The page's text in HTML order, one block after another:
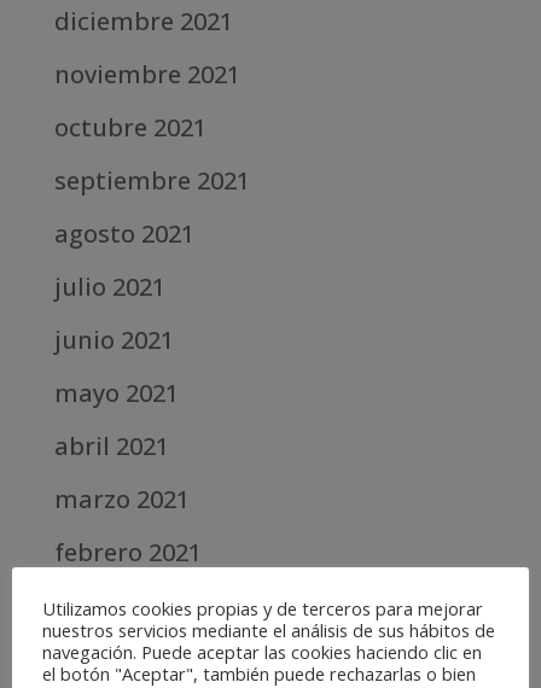
diciembre 2021
noviembre 2021
octubre 2021
septiembre 2021
agosto 2021
julio 2021
junio 2021
mayo 2021
abril 2021
marzo 2021
febrero 2021
diciembre 2020
abril 2020
Utilizamos cookies propias y de terceros para mejorar
nuestros servicios mediante el análisis de sus hábitos de
navegación. Puede aceptar las cookies haciendo clic en
el botón "Aceptar", también puede rechazarlas o bien